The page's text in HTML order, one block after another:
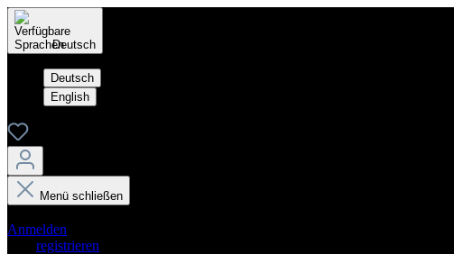
Deutsch
Deutsch
English
Menü schließen
Anmelden
registrieren